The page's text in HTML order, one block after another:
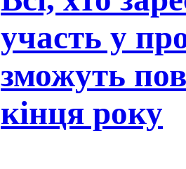
участь у
зможуть
кінця року